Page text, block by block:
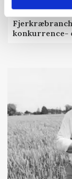
konkurrence-